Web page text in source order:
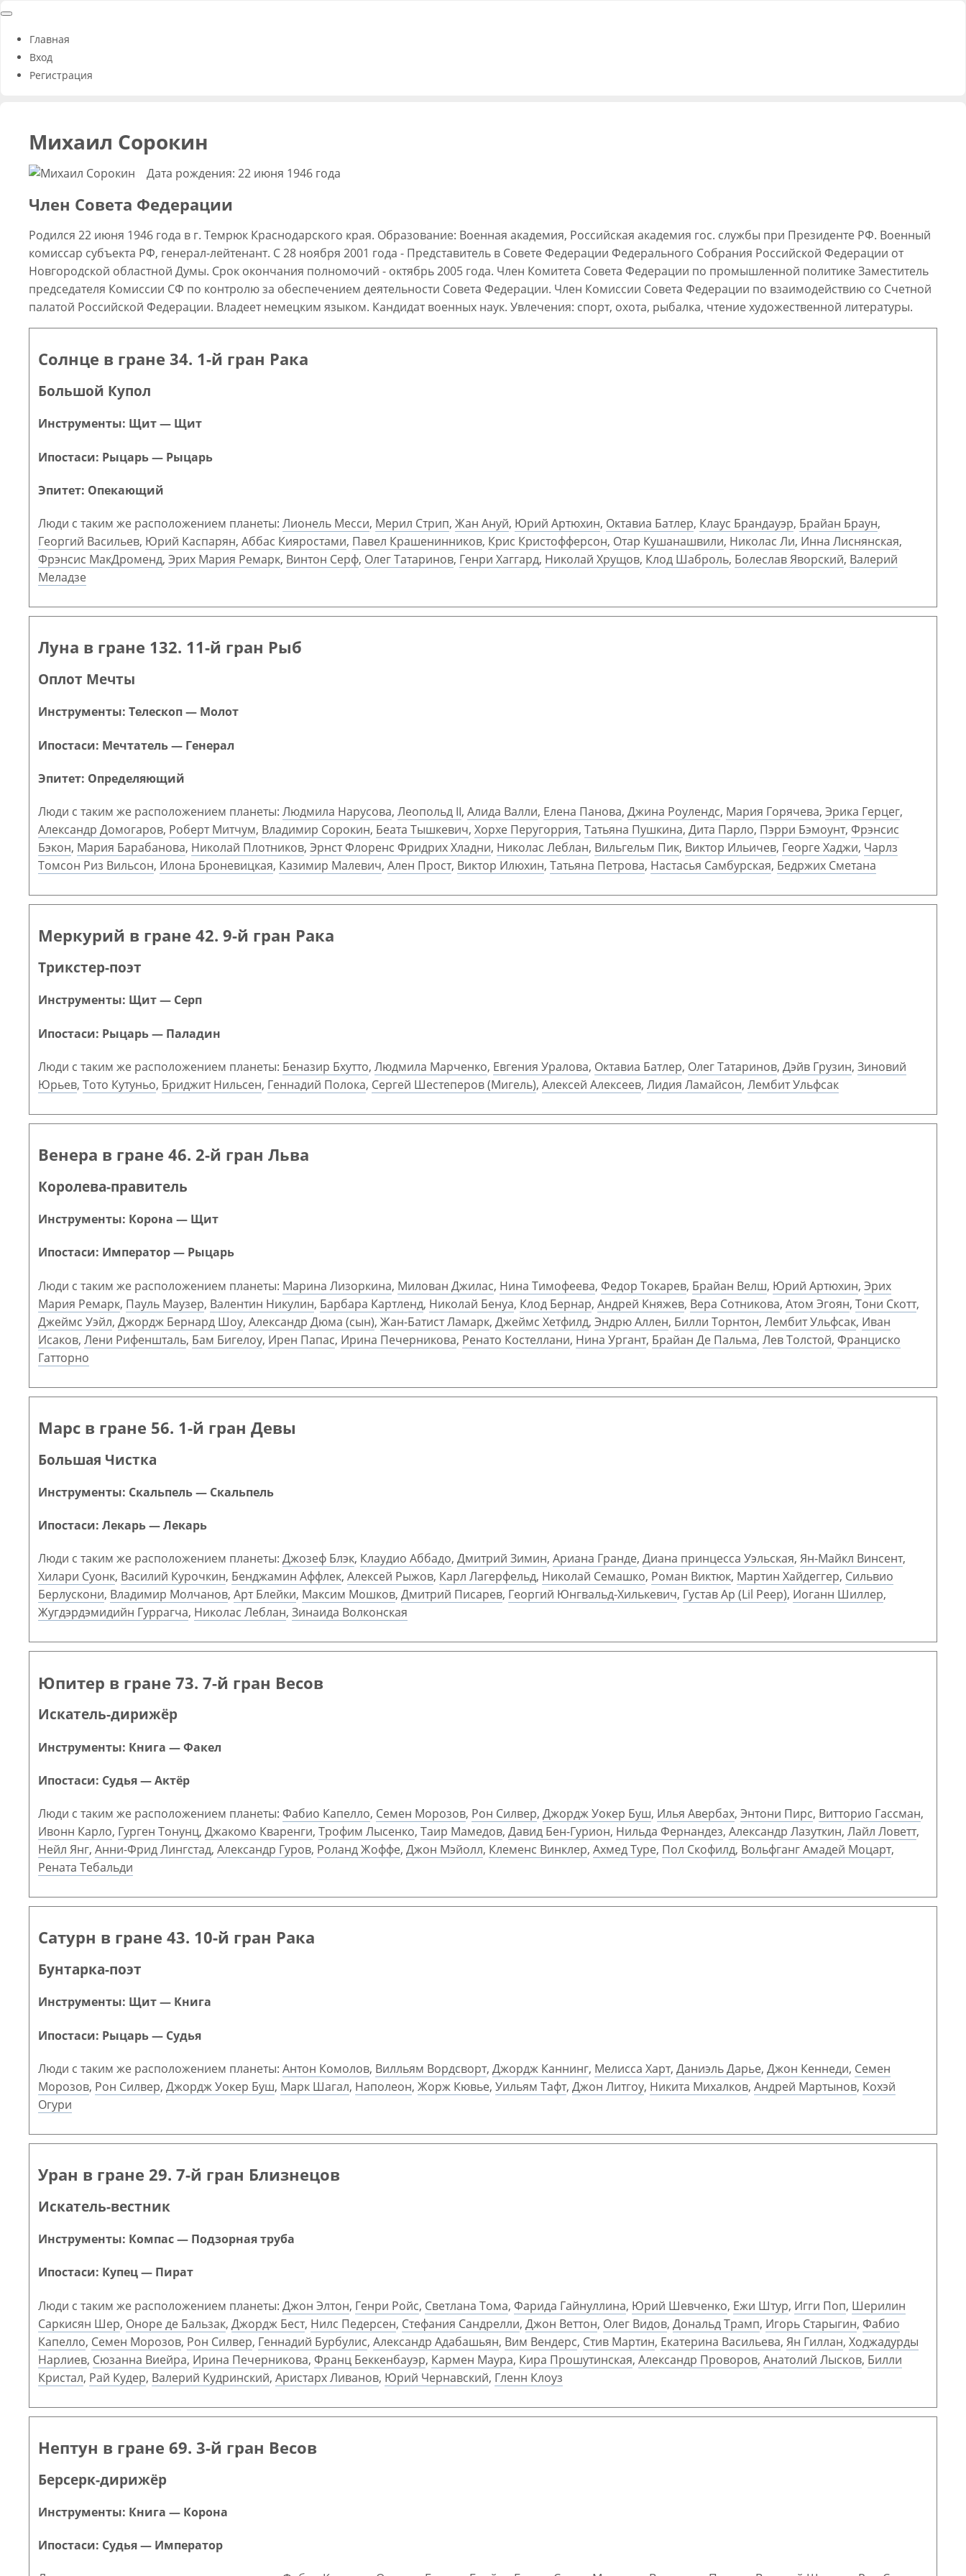
Главная
Вход
Регистрация
Михаил Сорокин
Дата рождения: 22 июня 1946 года
Член Совета Федерации
Родился 22 июня 1946 года в г. Темрюк Краснодарского края. Образование: Военная академия, Российская академия гос. службы при Президенте РФ. Военный
комиссар субъекта РФ, генерал-лейтенант. С 28 ноября 2001 года - Представитель в Совете Федерации Федерального Собрания Российской Федерации от
Новгородской областной Думы. Срок окончания полномочий - октябрь 2005 года. Член Комитета Совета Федерации по промышленной политике Заместитель
председателя Комиссии CФ по контролю за обеспечением деятельности Совета Федерации. Член Комиссии Совета Федерации по взаимодействию со Счетной
палатой Российской Федерации. Владеет немецким языком. Кандидат военных наук. Увлечения: спорт, охота, рыбалка, чтение художественной литературы.
Солнце в гране 34. 1-й гран Рака
Большой Купол
Инструменты: Щит — Щит
Ипостаси: Рыцарь — Рыцарь
Эпитет: Опекающий
Люди с таким же расположением планеты: Лионель Месси, Мерил Стрип, Жан Ануй, Юрий Артюхин, Октавиа Батлер, Клаус Брандауэр, Брайан Браун,
Георгий Васильев, Юрий Каспарян, Аббас Кияростами, Павел Крашенинников, Крис Кристофферсон, Отар Кушанашвили, Николас Ли, Инна Лиснянская,
Фрэнсис МакДроменд, Эрих Мария Ремарк, Винтон Серф, Олег Татаринов, Генри Хаггард, Николай Хрущов, Клод Шаброль, Болеслав Яворский, Валерий
Меладзе
Луна в гране 132. 11-й гран Рыб
Оплот Мечты
Инструменты: Телескоп — Молот
Ипостаси: Мечтатель — Генерал
Эпитет: Определяющий
Люди с таким же расположением планеты: Людмила Нарусова, Леопольд II, Алида Валли, Елена Панова, Джина Роулендс, Мария Горячева, Эрика Герцег,
Александр Домогаров, Роберт Митчум, Владимир Сорокин, Беата Тышкевич, Хорхе Перугоррия, Татьяна Пушкина, Дита Парло, Пэрри Бэмоунт, Фрэнсис
Бэкон, Мария Барабанова, Николай Плотников, Эрнст Флоренс Фридрих Хладни, Николас Леблан, Вильгельм Пик, Виктор Ильичев, Георге Хаджи, Чарлз
Томсон Риз Вильсон, Илона Броневицкая, Казимир Малевич, Ален Прост, Виктор Илюхин, Татьяна Петрова, Настасья Самбурская, Бедржих Сметана
Меркурий в гране 42. 9-й гран Рака
Трикстер-поэт
Инструменты: Щит — Серп
Ипостаси: Рыцарь — Паладин
Люди с таким же расположением планеты: Беназир Бхутто, Людмила Марченко, Евгения Уралова, Октавиа Батлер, Олег Татаринов, Дэйв Грузин, Зиновий
Юрьев, Тото Кутуньо, Бриджит Нильсен, Геннадий Полока, Сергей Шестеперов (Мигель), Алексей Алексеев, Лидия Ламайсон, Лембит Ульфсак
Венера в гране 46. 2-й гран Льва
Королева-правитель
Инструменты: Корона — Щит
Ипостаси: Император — Рыцарь
Люди с таким же расположением планеты: Марина Лизоркина, Милован Джилас, Нина Тимофеева, Федор Токарев, Брайан Велш, Юрий Артюхин, Эрих
Мария Ремарк, Пауль Маузер, Валентин Никулин, Барбара Картленд, Николай Бенуа, Клод Бернар, Андрей Княжев, Вера Сотникова, Атом Эгоян, Тони Скотт,
Джеймс Уэйл, Джордж Бернард Шоу, Александр Дюма (сын), Жан-Батист Ламарк, Джеймс Хетфилд, Эндрю Аллен, Билли Торнтон, Лембит Ульфсак, Иван
Исаков, Лени Рифеншталь, Бам Бигелоу, Ирен Папас, Ирина Печерникова, Ренато Костеллани, Нина Ургант, Брайан Де Пальма, Лев Толстой, Франциско
Гатторно
Марс в гране 56. 1-й гран Девы
Большая Чистка
Инструменты: Скальпель — Скальпель
Ипостаси: Лекарь — Лекарь
Люди с таким же расположением планеты: Джозеф Блэк, Клаудио Аббадо, Дмитрий Зимин, Ариана Гранде, Диана принцесса Уэльская, Ян-Майкл Винсент,
Хилари Суонк, Василий Курочкин, Бенджамин Аффлек, Алексей Рыжов, Карл Лагерфельд, Николай Семашко, Роман Виктюк, Мартин Хайдеггер, Сильвио
Берлускони, Владимир Молчанов, Арт Блейки, Максим Мошков, Дмитрий Писарев, Георгий Юнгвальд-Хилькевич, Густав Ар (Lil Peep), Иоганн Шиллер,
Жугдэрдэмидийн Гуррагча, Николас Леблан, Зинаида Волконская
Юпитер в гране 73. 7-й гран Весов
Искатель-дирижёр
Инструменты: Книга — Факел
Ипостаси: Судья — Актёр
Люди с таким же расположением планеты: Фабио Капелло, Семен Морозов, Рон Силвер, Джордж Уокер Буш, Илья Авербах, Энтони Пирс, Витторио Гассман,
Ивонн Карло, Гурген Тонунц, Джакомо Кваренги, Трофим Лысенко, Таир Мамедов, Давид Бен-Гурион, Нильда Фернандез, Александр Лазуткин, Лайл Ловетт,
Нейл Янг, Анни-Фрид Лингстад, Александр Гуров, Роланд Жоффе, Джон Мэйолл, Клеменс Винклер, Ахмед Туре, Пол Скофилд, Вольфганг Амадей Моцарт,
Рената Тебальди
Сатурн в гране 43. 10-й гран Рака
Бунтарка-поэт
Инструменты: Щит — Книга
Ипостаси: Рыцарь — Судья
Люди с таким же расположением планеты: Антон Комолов, Вилльям Вордсворт, Джордж Каннинг, Мелисса Харт, Даниэль Дарье, Джон Кеннеди, Семен
Морозов, Рон Силвер, Джордж Уокер Буш, Марк Шагал, Наполеон, Жорж Кювье, Уильям Тафт, Джон Литгоу, Никита Михалков, Андрей Мартынов, Кохэй
Огури
Уран в гране 29. 7-й гран Близнецов
Искатель-вестник
Инструменты: Компас — Подзорная труба
Ипостаси: Купец — Пират
Люди с таким же расположением планеты: Джон Элтон, Генри Ройс, Светлана Тома, Фарида Гайнуллина, Юрий Шевченко, Ежи Штур, Игги Поп, Шерилин
Саркисян Шер, Оноре де Бальзак, Джордж Бест, Нилс Педерсен, Стефания Сандрелли, Джон Веттон, Олег Видов, Дональд Трамп, Игорь Старыгин, Фабио
Капелло, Семен Морозов, Рон Силвер, Геннадий Бурбулис, Александр Адабашьян, Вим Вендерс, Стив Мартин, Екатерина Васильева, Ян Гиллан, Ходжадурды
Нарлиев, Сюзанна Виейра, Ирина Печерникова, Франц Беккенбауэр, Кармен Маура, Кира Прошутинская, Александр Проворов, Анатолий Лысков, Билли
Кристал, Рай Кудер, Валерий Кудринский, Аристарх Ливанов, Юрий Чернавский, Гленн Клоуз
Нептун в гране 69. 3-й гран Весов
Берсерк-дирижёр
Инструменты: Книга — Корона
Ипостаси: Судья — Император